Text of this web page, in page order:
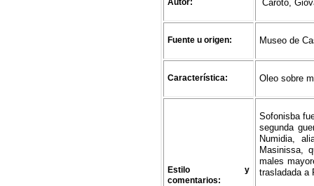
Autor: Caroto,
Fuente u origen: Museo de
Característica: Oleo sobre
Estilo y
comentarios:
Sofonisba
segunda
Numidia,
Masinissa,
males
trasladada a